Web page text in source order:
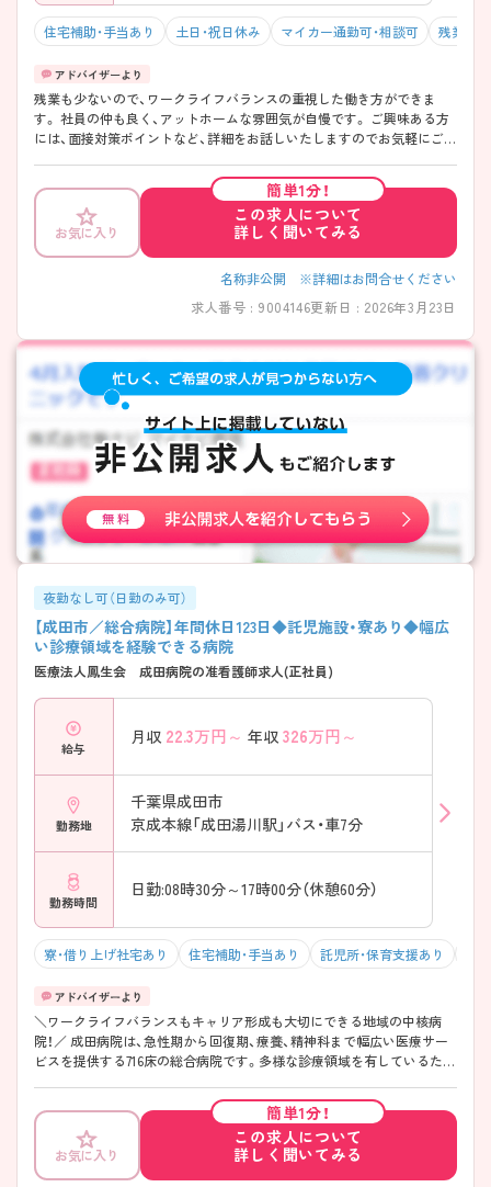
護を実践 将来のキャリア形成や専門性の向上にもつながる環境です。
住宅補助・手当あり
土日・祝日休み マイカー通勤可・相談可 残業10h
残業も少ないので、ワークライフバランスの重視した働き方ができま
す。 社員の仲も良く、アットホームな雰囲気が自慢です。 ご興味ある方
には、面接対策ポイントなど、詳細をお話しいたしますのでお気軽にご相
お気に入り
簡単1分！
この求人について
詳しく聞いてみる
名称非公開 ※詳細はお問合せください
求人番号 : 9004146更新日 : 2026年3月23日
夜勤なし可（日勤のみ可）
【成田市／総合病院】年間休日123日◆託児施設・寮あり◆幅広
い診療領域を経験できる病院
医療法人鳳生会 成田病院の准看護師求人(正社員)
給与
月収 22.3万円～ 年収 326万円～
勤務地
千葉県成田市
京成本線「成田湯川駅」バス・車7分
勤務時間
日勤:08時30分～17時00分（休憩60分）
寮・借り上げ社宅あり 住宅補助・手当あり 託児所・保育支援あり
＼ワークライフバランスもキャリア形成も大切にできる地域の中核病
院！／ 成田病院は、急性期から回復期、療養、精神科まで幅広い医療サー
ビスを提供する716床の総合病院です。多様な診療領域を有しているた
取りながら働ける環境が整っています。連続休暇の取得実績もあり、プ
ライベートとの両立を目指す方にも適した職場です。 また、院内保育施
設や職員寮を備えており、子育て中の方や新たな土地で勤務を始める方
も安心して新生活をスタートできます。教育面では、経験の浅い方やブ
お気に入り
簡単1分！
この求人について
詳しく聞いてみる